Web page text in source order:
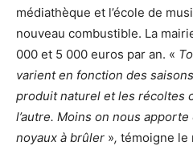
médiathèque et l’école de
nouveau combustible. La
000 et 5 000 euros par an. «
varient en fonction des
produit naturel et les récoltes
l’autre. Moins on nous apporte
noyaux à brûler », témoigne le